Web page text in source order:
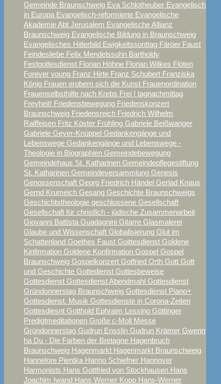
Gemeinde Braunschweig Eva Schlotheuber Evangelisch
in Europa Evangelisch-reformierte Evangelische
Akademie Abt Jerusalem Evangelische Allianz
Braunschweig Evangelische Bildung in Braunschweig
Evangelisches Hitlerbild Ewigkeitssonttag Färöer Faust
Feindesliebe Felix Mendelssohn Bartholdy
Festgottesdienst Florian Höhne Florian Wilkes Flöten
Forever young Franz Hirte Franz Schubert Franziska
König Frauen erobern sich die Kunst Frauenordination
Frauenselbsthilfe nach Krebs Frei ! tagnachmittag
Freyheit! Friedensbewegung Friedenskonzert
Braunschweig Friedensreich Friedrich Wilhelm
Raiffeisen Fritz Köster Frühling Gabriele Beißwanger
Gabriele Geyer-Knüppel Gedankengänge und
Lebenswege Gedankengänge und Lebenswege -
Theologie in Biographien Gemeindebewegung
Gemeindehaus St. Katharinen Gemeindepflegestiftung
St. Katharinen Gemeindeversammlung Genesis
Genossenschaft Georg Friedrich Händel Gerlad Knaus
Gernd Krumeich Gesang Geschichte Braunschweigs
Geschichtstheologie geschlossene Gesellschaft
Gesellschaft für christlich - jüdische Zusammenarbeit
Giovanni Battista Guadagnini Gitarre Glasmalerei
Glaube und Wissenschaft Globalisierung Glut im
Schattenland Goethes Faust Goittesdienst Goldene
Kinfirmation Goldene Konfirmation Gospel Gospel
Braunschweig Gospelkonzert Gotfried Orth Gott Gott
und Geschichte Gottedienst Gottesbeweise
Gottesdienst Gottesdienst Abendmahl Gottesdienst
Gründonnerstag Braunschweig Gottesdienst Piano+
Gottesdienst. Musik Gottesdienste in Corona-Zeiten
Gottesdiesnt Gotthold Ephraim Lessing Göttinger
Predigtmeditationen Große c-Moll Messe
Gründonnerstag Gudrun Ensslin Gudrun Krämer Gwenn
ha Du - Die Farben der Bretagne Hagenbruch
Braunschweig Hagenmarkt Hagenmarkt Braunschweig
Hannelore Pientka Hanno Schiefner Hannover
Harmonists Hans Gottfried von Stockhausen Hans
Joachim Iwand Hans Werner Kopp Hans-Werner